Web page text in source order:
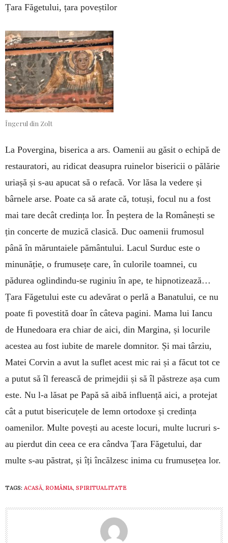
Țara Făgetului, țara poveștilor
Îngerul din Zolt
La Povergina, biserica a ars. Oamenii au găsit o echipă de
restauratori, au ridicat deasupra ruinelor bisericii o pălărie
uriașă și s-au apucat să o refacă. Vor lăsa la vedere și
bârnele arse. Poate ca să arate că, totuși, focul nu a fost
mai tare decât credința lor. În peștera de la Românești se
țin concerte de muzică clasică. Duc oamenii frumosul
până în măruntaiele pământului. Lacul Surduc este o
minunăție, o frumusețe care, în culorile toamnei, cu
pădurea oglindindu-se ruginiu în ape, te hipnotizează…
Țara Făgetului este cu adevărat o perlă a Banatului, ce nu
poate fi povestită doar în câteva pagini. Mama lui Iancu
de Hunedoara era chiar de aici, din Margina, și locurile
acestea au fost iubite de marele domnitor. Și mai târziu,
Matei Corvin a avut la suflet acest mic rai și a făcut tot ce
a putut să îl ferească de primejdii și să îl păstreze așa cum
este. Nu l-a lăsat pe Papă să aibă influență aici, a protejat
cât a putut bisericuțele de lemn ortodoxe și credința
oamenilor. Multe povești au aceste locuri, multe lucruri s-
au pierdut din ceea ce era cândva Țara Făgetului, dar
multe s-au păstrat, și îți încălzesc inima cu frumusețea lor.
TAGS: ACASĂ, ROMÂNIA, SPIRITUALITATE